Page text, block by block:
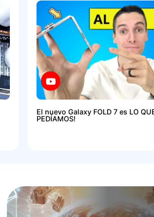
El nuevo Galaxy FOLD 7 es LO
PEDÍAMOS!